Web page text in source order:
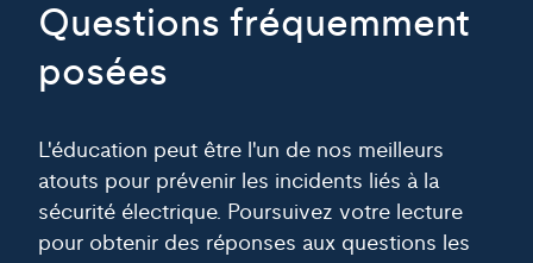
Questions fréquemment
posées
L'éducation peut être l'un de nos meilleurs
atouts pour prévenir les incidents liés à la
sécurité électrique. Poursuivez votre lecture
pour obtenir des réponses aux questions les